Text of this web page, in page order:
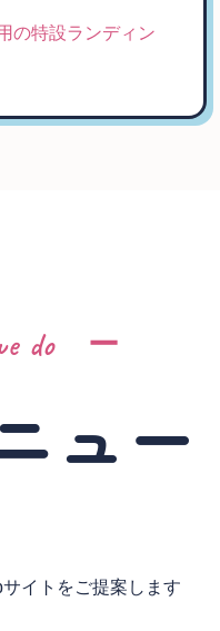
の特設ランディン
do ー
ュー
イトをご提案します